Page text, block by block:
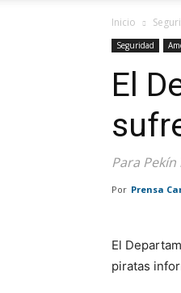
Inicio
Seguridad
El
Para
Por Prensa
El
piratas